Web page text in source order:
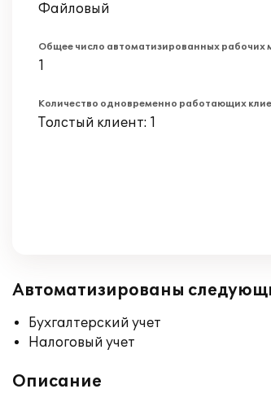
Файловый
Общее число автоматизированных рабочих
1
Количество одновременно работающих
Толстый клиент: 1
Автоматизированы
Бухгалтерский учет
Налоговый учет
Описание